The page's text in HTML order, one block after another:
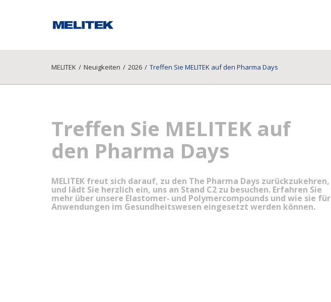
MELITEK / Neuigkeiten / 2026 / Treffen Sie MELITEK auf den Pharma Days
Treffen Sie MELITEK auf
den Pharma Days
MELITEK freut sich darauf, zu den The Pharma Days zurückzukehren,
und lädt Sie herzlich ein, uns an Stand C2 zu besuchen. Erfahren Sie
mehr über unsere Elastomer‑ und Polymercompounds und wie sie für
Anwendungen im Gesundheitswesen eingesetzt werden können.